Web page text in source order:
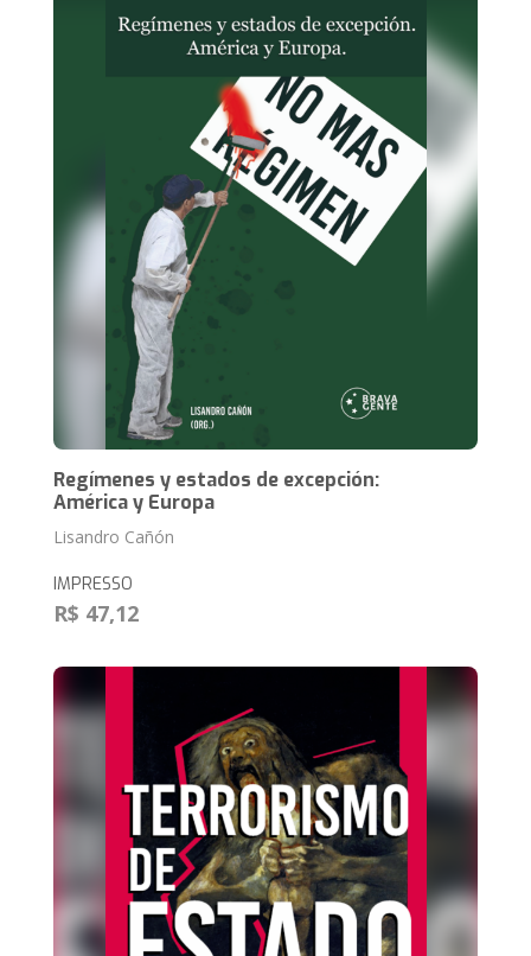
Regímenes y estados de excepción:
América y Europa
Lisandro Cañón
IMPRESSO
R$ 47,12